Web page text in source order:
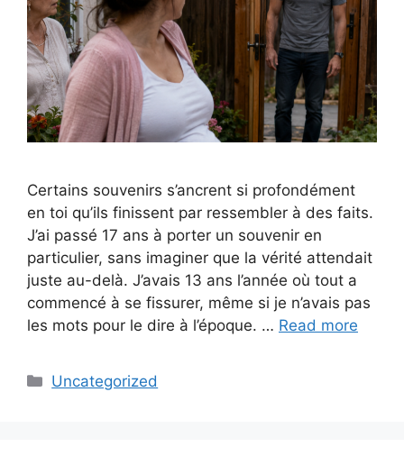
Certains souvenirs s’ancrent si profondément
en toi qu’ils finissent par ressembler à des faits.
J’ai passé 17 ans à porter un souvenir en
particulier, sans imaginer que la vérité attendait
juste au-delà. J’avais 13 ans l’année où tout a
commencé à se fissurer, même si je n’avais pas
les mots pour le dire à l’époque. … Read more
Categories
Uncategorized